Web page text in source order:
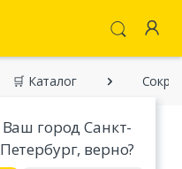
Ваш город Санкт-
Петербург, верно?
🛒 Каталог